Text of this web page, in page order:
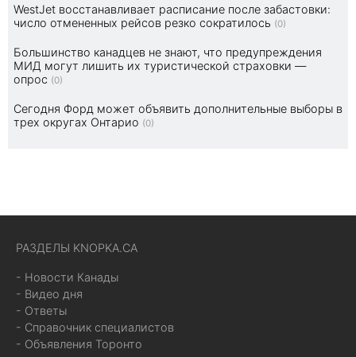
WestJet восстанавливает расписание после забастовки:
число отмененных рейсов резко сократилось (0)
Большинство канадцев не знают, что предупреждения
МИД могут лишить их туристической страховки —
опрос (0)
Сегодня Форд может объявить дополнительные выборы в
трех округах Онтарио (0)
РАЗДЕЛЫ KNOPKA.CA
- Новости Канады
- Видео дня
- Ответы
- Справочник специалистов
- Объявления Торонто